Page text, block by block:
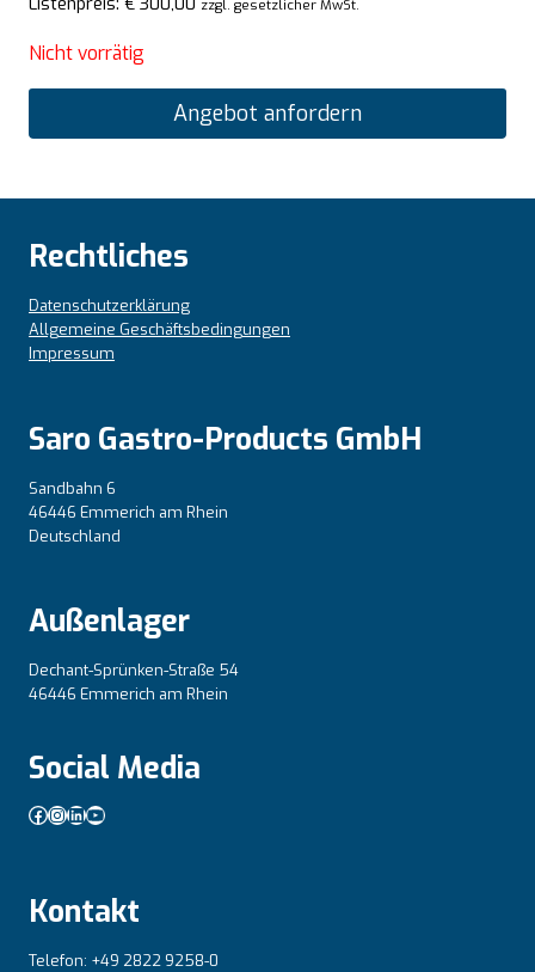
zzgl. gesetzlicher MwSt.
Nicht vorrätig
Angebot anfordern
Rechtliches
Datenschutzerklärung
Allgemeine Geschäftsbedingungen
Impressum
Saro Gastro-Products GmbH
Sandbahn 6
46446 Emmerich am Rhein
Deutschland
Außenlager
Dechant-Sprünken-Straße 54
46446 Emmerich am Rhein
Social Media
Facebook
Instagram
LinkedIn
YouTube
Kontakt
Telefon: +49 2822 9258-0